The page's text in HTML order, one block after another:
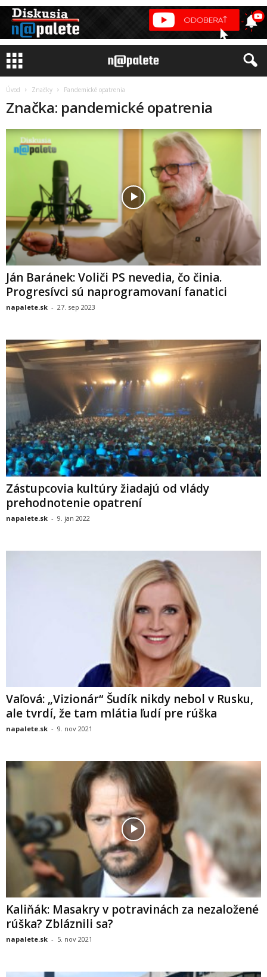
Úvod Značky Pandemické opatrenia
Značka: pandemické opatrenia
Ján Baránek: Voliči PS nevedia, čo činia.
Progresívci sú naprogramovaní fanatici
napalete.sk - 27. sep 2023
Zástupcovia kultúry žiadajú od vlády
prehodnotenie opatrení
napalete.sk - 9. jan 2022
Vaľová: „Vizionár“ Šudík nikdy nebol v Rusku,
ale tvrdí, že tam mlátia ľudí pre rúška
napalete.sk - 9. nov 2021
Kaliňák: Masakry v potravinách za nezaložené
rúška? Zbláznili sa?
napalete.sk - 5. nov 2021